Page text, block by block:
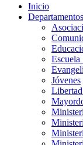
Inicio
Departamentos
Escuela
Jóvenes